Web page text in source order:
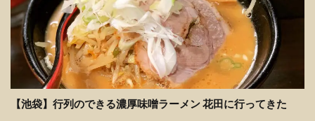
【池袋】行列のできる濃厚味噌ラーメン 花田に行ってきた